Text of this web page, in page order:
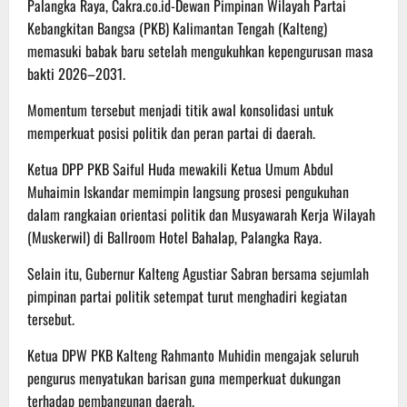
Palangka Raya, Cakra.co.id-Dewan Pimpinan Wilayah Partai
Kebangkitan Bangsa (PKB) Kalimantan Tengah (Kalteng)
memasuki babak baru setelah mengukuhkan kepengurusan masa
bakti 2026–2031.
Momentum tersebut menjadi titik awal konsolidasi untuk
memperkuat posisi politik dan peran partai di daerah.
Ketua DPP PKB Saiful Huda mewakili Ketua Umum Abdul
Muhaimin Iskandar memimpin langsung prosesi pengukuhan
dalam rangkaian orientasi politik dan Musyawarah Kerja Wilayah
(Muskerwil) di Ballroom Hotel Bahalap, Palangka Raya.
Selain itu, Gubernur Kalteng Agustiar Sabran bersama sejumlah
pimpinan partai politik setempat turut menghadiri kegiatan
tersebut.
Ketua DPW PKB Kalteng Rahmanto Muhidin mengajak seluruh
pengurus menyatukan barisan guna memperkuat dukungan
terhadap pembangunan daerah.